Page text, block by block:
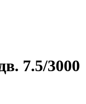
7.5/3000